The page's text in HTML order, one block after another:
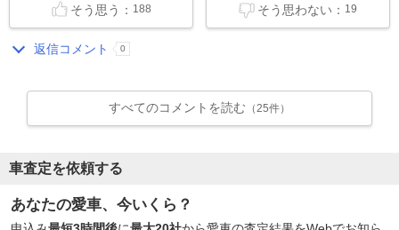
そう思わない： 19
そう思う： 188
返信コメント 0
すべてのコメントを読む （25件）
車査定を依頼する
あなたの愛車、今いくら？